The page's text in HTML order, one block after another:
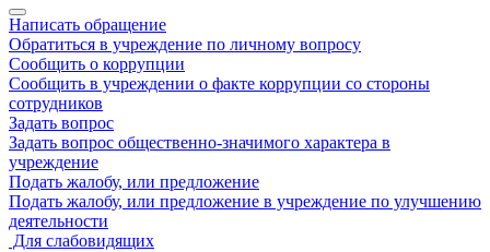
Написать обращение
Обратиться в учреждение по личному вопросу
Сообщить о коррупции
Сообщить в учреждении о факте коррупции со стороны
сотрудников
Задать вопрос
Задать вопрос общественно-значимого характера в
учреждение
Подать жалобу, или предложение
Подать жалобу, или предложение в учреждение по улучшению
деятельности
Для слабовидящих